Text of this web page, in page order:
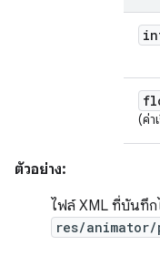
(ค่า
ตัวอย่าง:
ไฟล์ XML ที่บันทึก
res/animator/